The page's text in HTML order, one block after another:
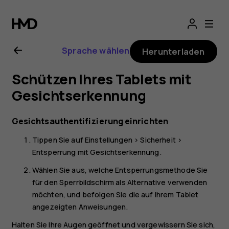
Nokia
T20 Sprache wählen Herunterladen
Schützen Ihres Tablets mit
Gesichtserkennung
Gesichtsauthentifizierung einrichten
Tippen Sie aufEinstellungen >Sicherheit >
Entsperrung mit Gesichtserkennung.
Wählen Sie aus, welche Entsperrungsmethode Sie
für den Sperrbildschirm als Alternative verwenden
möchten, und befolgen Sie die auf Ihrem Tablet
angezeigten Anweisungen.
Halten Sie Ihre Augen geöffnet und vergewissern Sie sich,